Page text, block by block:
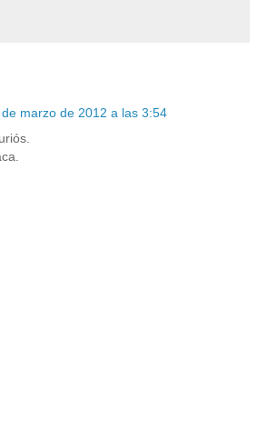
marzo de 2012 a las 3:54